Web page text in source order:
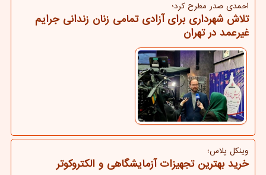
احمدی صدر مطرح كرد؛
تلاش شهرداری برای آزادی تمامی زنان زندانی جرایم
غیرعمد در تهران
وینکل پلاس؛
خرید بهترین تجهیزات آزمایشگاهی و الکتروکوتر